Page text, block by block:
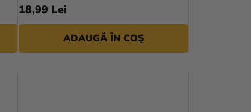
18,99 Lei
ADAUGĂ ÎN COŞ